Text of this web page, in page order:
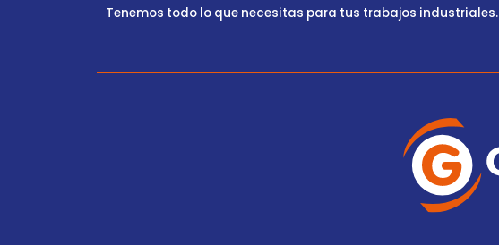
Tenemos todo lo que necesitas para tus trabajos industriales.